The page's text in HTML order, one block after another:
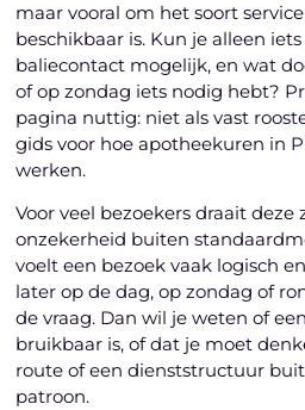
maar vooral om het soort
beschikbaar is. Kun je alleen
baliecontact mogelijk, en wat
of op zondag iets nodig hebt?
pagina nuttig: niet als vast
gids voor hoe apotheekuren in
werken.
Voor veel bezoekers draait
onzekerheid buiten
voelt een bezoek vaak logisch
later op de dag, op zondag of
de vraag. Dan wil je weten of
bruikbaar is, of dat je moet
route of een dienststructuur
patroon.